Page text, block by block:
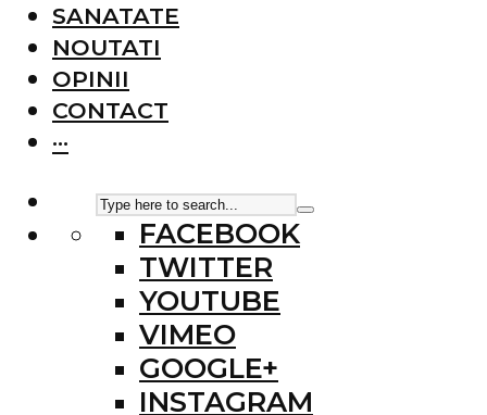
SANATATE
NOUTATI
OPINII
CONTACT
···
FACEBOOK
TWITTER
YOUTUBE
VIMEO
GOOGLE+
INSTAGRAM